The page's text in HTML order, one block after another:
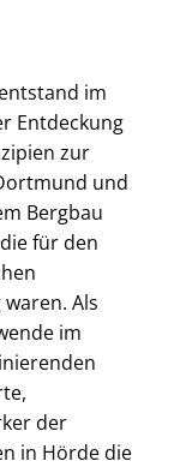
im
Entdeckung
zur
und
Bergbau
für den
Als
im
der
in Hörde die